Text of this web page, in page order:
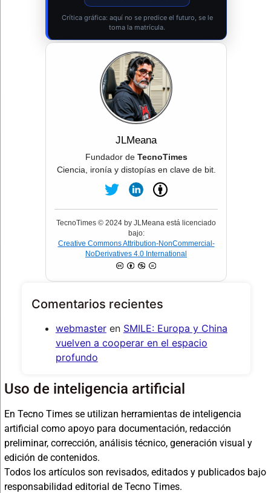
Crítica gráfica: aquí no se predice el futuro, se le
toma la matrícula.
JLMeana
Fundador de TecnoTimes
Ciencia, ironía y distopías en clave de bit.
TecnoTimes © 2024 by JLMeana está licenciado
bajo:
Creative Commons Attribution-NonCommercial-
NoDerivatives 4.0 International
Comentarios recientes
webmasteren SMILE: Europa y China
vuelven a cooperar en el espacio
profundo
Uso de inteligencia artificial
En Tecno Times se utilizan herramientas de inteligencia
artificial como apoyo para documentación, redacción
preliminar, corrección, análisis técnico, generación visual y
edición de contenidos.
Todos los artículos son revisados, editados y publicados bajo
responsabilidad editorial de Tecno Times.